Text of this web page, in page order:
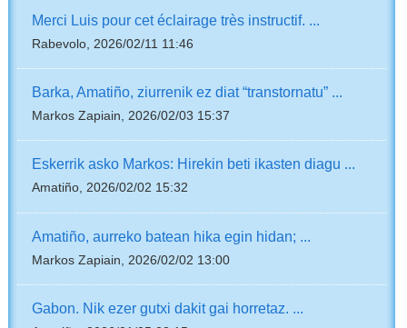
Merci Luis pour cet éclairage très instructif. ...
Rabevolo, 2026/02/11 11:46
Barka, Amatiño, ziurrenik ez diat “transtornatu” ...
Markos Zapiain, 2026/02/03 15:37
Eskerrik asko Markos: Hirekin beti ikasten diagu ...
Amatiño, 2026/02/02 15:32
Amatiño, aurreko batean hika egin hidan; ...
Markos Zapiain, 2026/02/02 13:00
Gabon. Nik ezer gutxi dakit gai horretaz. ...